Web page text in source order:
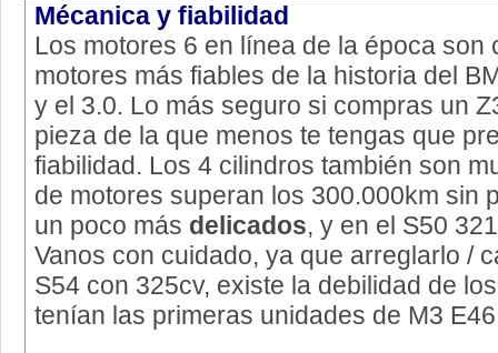
Mécanica y fiabilidad
Los motores 6 en línea de la época son
motores más fiables de la historia del
y el 3.0. Lo más seguro si compras un
pieza de la que menos te tengas que
fiabilidad. Los 4 cilindros también son
de motores superan los 300.000km sin
un poco más delicados, y en el S50
Vanos con cuidado, ya que arreglarlo /
S54 con 325cv, existe la debilidad de
tenían las primeras unidades de M3